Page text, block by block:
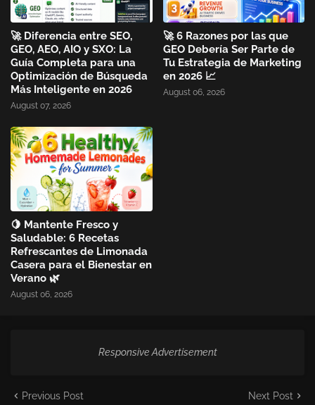
🚀 Diferencia entre SEO,
GEO, AEO, AIO y SXO: La
Guía Completa para una
Optimización de Búsqueda
Más Inteligente en 2026
August 07, 2026
🚀 6 Razones por las que
GEO Debería Ser Parte de
Tu Estrategia de Marketing
en 2026 📈
August 06, 2026
🍋 Mantente Fresco y
Saludable: 6 Recetas
Refrescantes de Limonada
Casera para el Bienestar en
Verano 🌿
August 06, 2026
Responsive Advertisement
Previous Post Next Post